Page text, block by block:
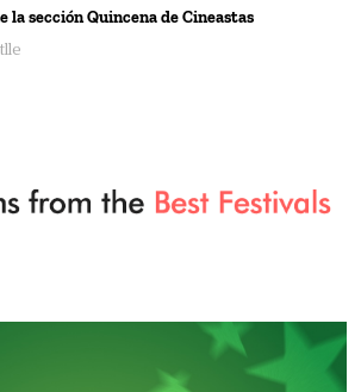
la sección Quincena de Cineastas